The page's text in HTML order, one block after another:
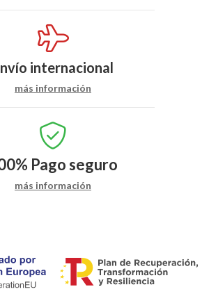
internacional
más información
Pago seguro
más información